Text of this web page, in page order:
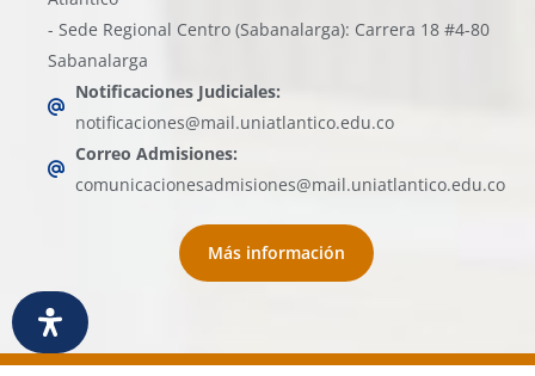
- Sede Regional Centro (Sabanalarga): Carrera 18 #4-80
Sabanalarga
Notificaciones Judiciales:
notificaciones@mail.uniatlantico.edu.co
Correo Admisiones:
comunicacionesadmisiones@mail.uniatlantico.edu.co
Más información